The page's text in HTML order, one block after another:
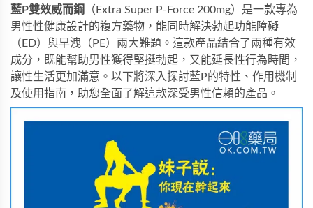
藍P雙效威而鋼
（Extra Super P-Force 200mg）是一款專為
男性性健康設計的複方藥物，能同時解決勃起功能障礙
（ED）與早洩（PE）兩大難題。這款產品結合了兩種有效
成分，既能幫助男性獲得堅挺勃起，又能延長性行為時間，
讓性生活更加滿意。以下將深入探討藍P的特性、作用機制
及使用指南，助您全面了解這款深受男性信賴的產品。